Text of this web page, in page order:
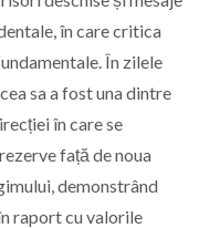
în care critica
În zilele
sa a fost una dintre
în care se
față de noua
demonstrând
raport cu valorile